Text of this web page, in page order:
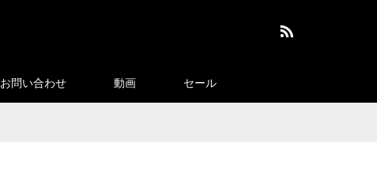
お問い合わせ 動画 セール